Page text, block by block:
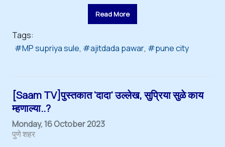
Read More
Tags:
MP supriya sule
ajitdada pawar pune city
[Saam TV]पुस्तकात 'दादा' उल्लेख, सुप्रिया सुळे काय
म्हणाल्या..?
Monday, 16 October 2023
पुणे शहर